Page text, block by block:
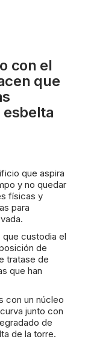
con el
que
que aspira
y no quedar
físicas y
para
custodia el
de
tratase de
que han
con un núcleo
junto con
de
de la torre.